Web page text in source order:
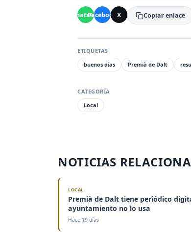
WhatsApp
Facebook X Copiar enlace
ETIQUETAS
buenos días
Premià de Dalt
CATEGORÍA
Local
NOTICIAS
LOCAL
Premià de Dalt tiene periódico
ayuntamiento no lo usa
Hace 19 días